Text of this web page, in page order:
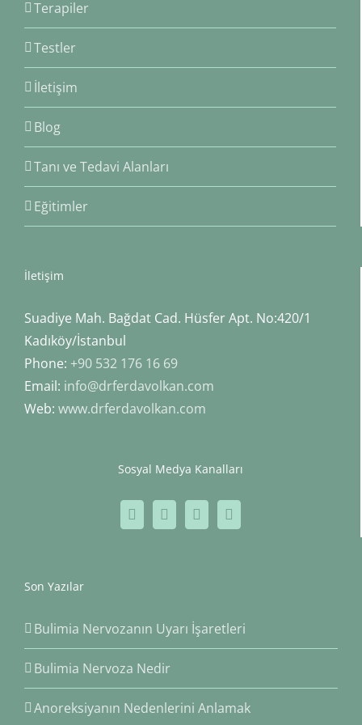
Terapiler
Testler
İletişim
Blog
Tanı ve Tedavi Alanları
Eğitimler
İletişim
Suadiye Mah. Bağdat Cad. Hüsfer Apt. No:420/1
Kadıköy/İstanbul
Phone: +90 532 176 16 69
Email: info@drferdavolkan.com
Web: www.drferdavolkan.com
Sosyal Medya Kanalları
Son Yazılar
Bulimia Nervozanın Uyarı İşaretleri
Bulimia Nervoza Nedir
Anoreksiyanın Nedenlerini Anlamak